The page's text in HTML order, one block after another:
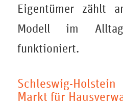
Eigentümer zählt
Modell im
funktioniert.
Schleswig-
Markt für